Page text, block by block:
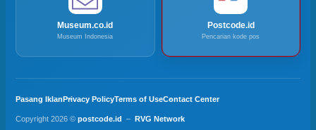
Museum.co.id
Museum Indonesia
Postcode.id
Pencarian kode pos
Pasang IklanPrivacy PolicyTerms of UseContact Center
Copyright 2026 © postcode.id – RVG Network